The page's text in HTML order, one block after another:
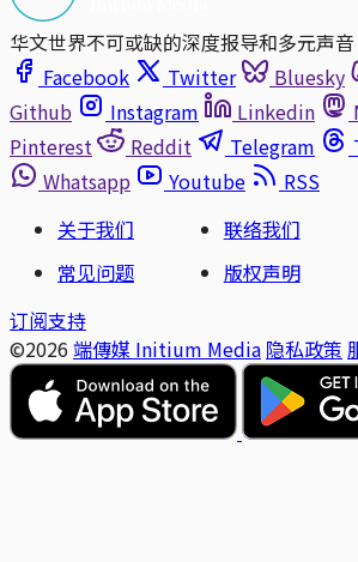
华文世界不可或缺的深度报导和多元声音
Facebook
Twitter Bluesky
Github
Instagram Linkedin
Pinterest
Reddit Telegram
Whatsapp
Youtube
RSS
关于我们
联络我们
常见问题
版权声明
订阅支持
©2026 端傳媒 Initium Media 隐私政策